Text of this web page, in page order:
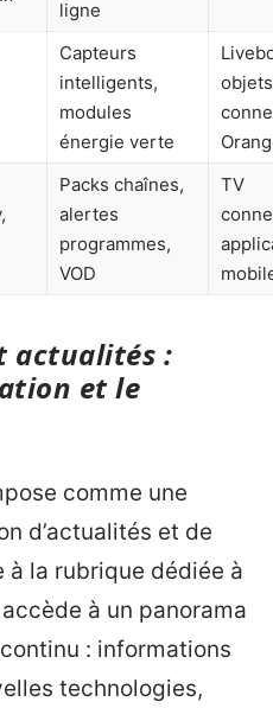
ligne
Capteurs
intelligents,
modules
énergie verte
objets
Packs chaînes,
alertes
programmes,
VOD
TV
actualités :
et le
comme une
d’actualités et de
à la rubrique dédiée à
à un panorama
: informations
technologies,